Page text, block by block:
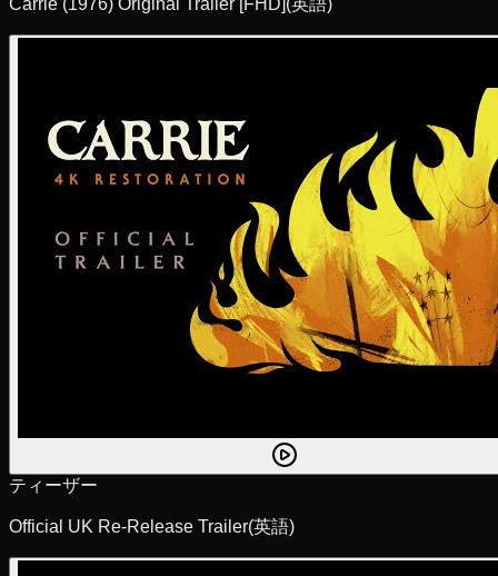
Carrie (1976) Original Trailer [FHD](英語)
ティーザー
Official UK Re-Release Trailer(英語)